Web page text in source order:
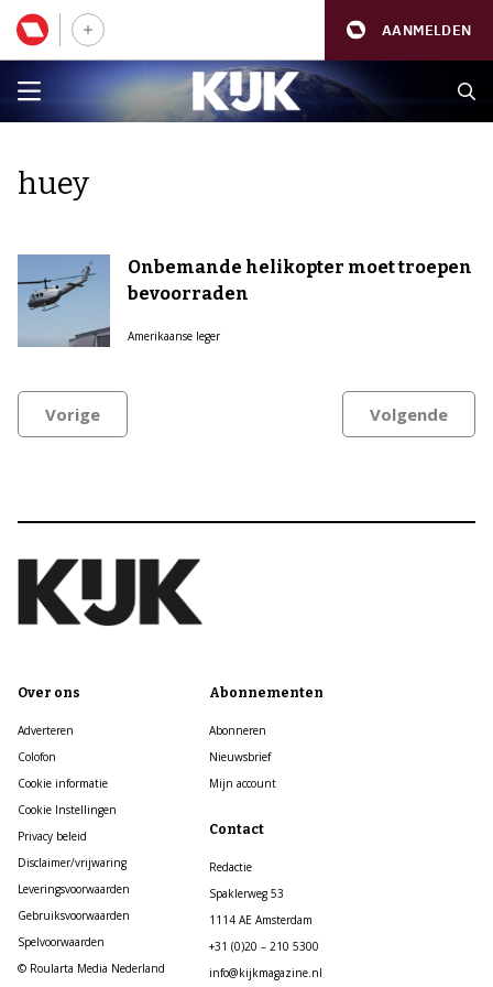
AANMELDEN
huey
Onbemande helikopter moet troepen
bevoorraden
Amerikaanse leger
Vorige Volgende
Over ons
Adverteren
Colofon
Cookie informatie
Cookie Instellingen
Privacy beleid
Disclaimer/vrijwaring
Leveringsvoorwaarden
Gebruiksvoorwaarden
Spelvoorwaarden
© Roularta Media Nederland
Abonnementen
Abonneren
Nieuwsbrief
Mijn account
Contact
Redactie
Spaklerweg 53
1114 AE Amsterdam
+31 (0)20 – 210 5300
info@kijkmagazine.nl